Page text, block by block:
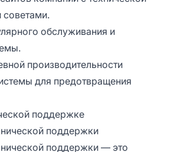
советами.
обслуживания и
производительности
для предотвращения
поддержке
поддержки
поддержки — это